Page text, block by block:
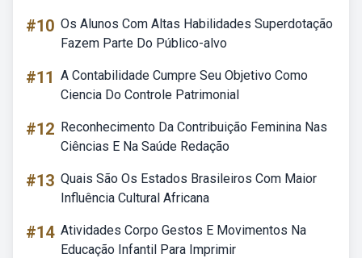
#10 Os Alunos Com Altas Habilidades Superdotação
Fazem Parte Do Público-alvo
#11 A Contabilidade Cumpre Seu Objetivo Como
Ciencia Do Controle Patrimonial
#12 Reconhecimento Da Contribuição Feminina Nas
Ciências E Na Saúde Redação
#13 Quais São Os Estados Brasileiros Com Maior
Influência Cultural Africana
#14 Atividades Corpo Gestos E Movimentos Na
Educação Infantil Para Imprimir